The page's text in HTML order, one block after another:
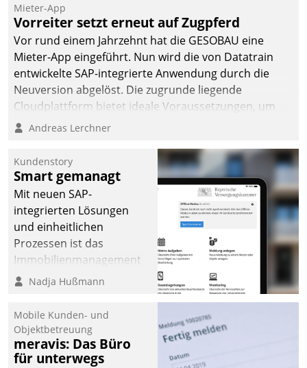
Quartier. Dazwischen
zeigte Datatrain, was es
Neues zu bieten hat.
Mieter-App
Vorreiter setzt erneut auf Zugpferd
Vor rund einem Jahrzehnt hat die GESOBAU eine
Mieter-App eingeführt. Nun wird die von Datatrain
entwickelte SAP-integrierte Anwendung durch die
Neuversion abgelöst. Die zugrunde liegende
Cloudplattform bietet ideale Voraussetzungen, um
die Funktionalität der App zu erweitern und weitere
integrieren.
Andreas Lerchner
Kundenstory
Smart gemanagt
Mit neuen SAP-
integrierten Lösungen
und einheitlichen
Prozessen ist das
Immobilienmanagement
der Bayerischen
Ressort Kapitalanlage für
künftige Aufgaben und
Herausforderungen
gerüstet.
Nadja Hußmann
Mobile Kunden- und
Objektbetreuung
meravis: Das Büro
für unterwegs